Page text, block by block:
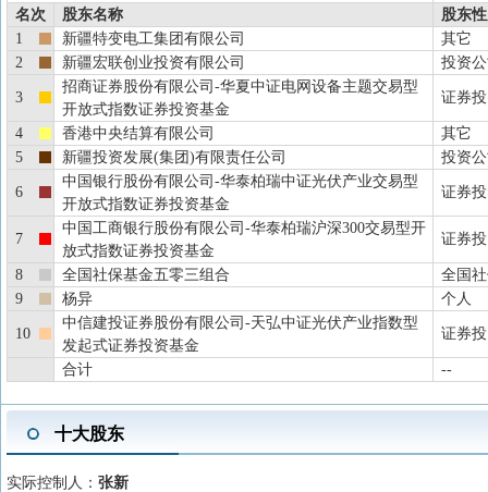
名次
股东名称
股东
1
新疆特变电工集团有限公司
其它
2
新疆宏联创业投资有限公司 投资
3
招商证券股份有限公司-华夏中证电网设备主题交易型
开放式指数证券投资基金
证券
4 香港中央结算有限公司
其它
5
新疆投资发展(集团)有限责任公司 投资
6
中国银行股份有限公司-华泰柏瑞中证光伏产业交易型
开放式指数证券投资基金
证券
7
中国工商银行股份有限公司-华泰柏瑞沪深300交易型开
放式指数证券投资基金
证券
8 全国社保基金五零三组合
全国
9
杨异 个人
10
中信建投证券股份有限公司-天弘中证光伏产业指数型
发起式证券投资基金
证券
合计 --
十大股东
实际控制人： 张新